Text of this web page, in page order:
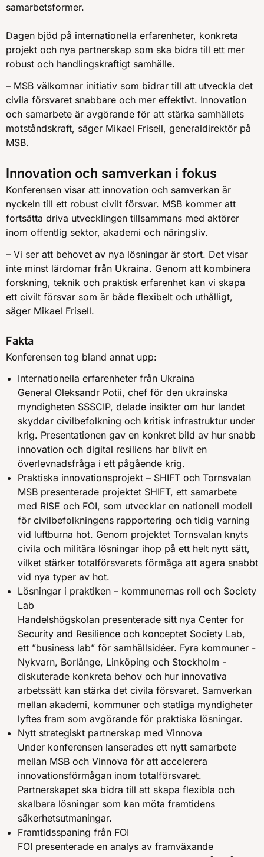
samarbetsformer.
Dagen bjöd på internationella erfarenheter, konkreta
projekt och nya partnerskap som ska bidra till ett mer
robust och handlingskraftigt samhälle.
– MSB välkomnar initiativ som bidrar till att utveckla det
civila försvaret snabbare och mer effektivt. Innovation
och samarbete är avgörande för att stärka samhällets
motståndskraft, säger Mikael Frisell, generaldirektör på
MSB.
Innovation och samverkan i fokus
Konferensen visar att innovation och samverkan är
nyckeln till ett robust civilt försvar. MSB kommer att
fortsätta driva utvecklingen tillsammans med aktörer
inom offentlig sektor, akademi och näringsliv.
– Vi ser att behovet av nya lösningar är stort. Det visar
inte minst lärdomar från Ukraina. Genom att kombinera
forskning, teknik och praktisk erfarenhet kan vi skapa
ett civilt försvar som är både flexibelt och uthålligt,
säger Mikael Frisell.
Fakta
Konferensen tog bland annat upp:
Internationella erfarenheter från Ukraina
General Oleksandr Potii, chef för den ukrainska
myndigheten SSSCIP, delade insikter om hur landet
skyddar civilbefolkning och kritisk infrastruktur under
krig. Presentationen gav en konkret bild av hur snabb
innovation och digital resiliens har blivit en
överlevnadsfråga i ett pågående krig.
Praktiska innovationsprojekt – SHIFT och Tornsvalan
MSB presenterade projektet SHIFT, ett samarbete
med RISE och FOI, som utvecklar en nationell modell
för civilbefolkningens rapportering och tidig varning
vid luftburna hot. Genom projektet Tornsvalan knyts
civila och militära lösningar ihop på ett helt nytt sätt,
vilket stärker totalförsvarets förmåga att agera snabbt
vid nya typer av hot.
Lösningar i praktiken – kommunernas roll och Society
Lab
Handelshögskolan presenterade sitt nya Center for
Security and Resilience och konceptet Society Lab,
ett ”business lab” för samhällsidéer. Fyra kommuner -
Nykvarn, Borlänge, Linköping och Stockholm -
diskuterade konkreta behov och hur innovativa
arbetssätt kan stärka det civila försvaret. Samverkan
mellan akademi, kommuner och statliga myndigheter
lyftes fram som avgörande för praktiska lösningar.
Nytt strategiskt partnerskap med Vinnova
Under konferensen lanserades ett nytt samarbete
mellan MSB och Vinnova för att accelerera
innovationsförmågan inom totalförsvaret.
Partnerskapet ska bidra till att skapa flexibla och
skalbara lösningar som kan möta framtidens
säkerhetsutmaningar.
Framtidsspaning från FOI
FOI presenterade en analys av framväxande